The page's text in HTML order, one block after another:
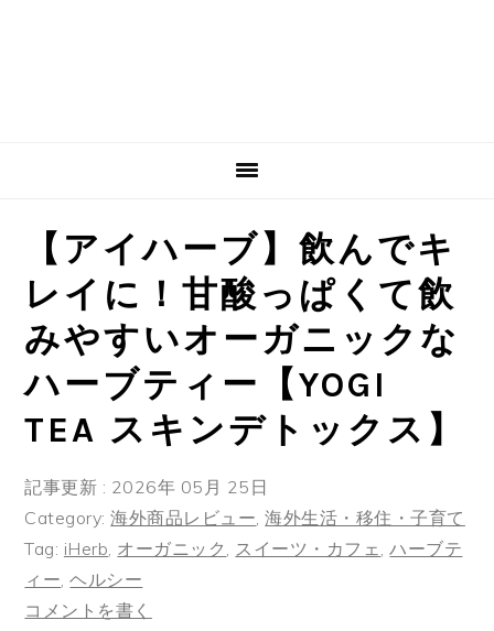
【アイハーブ】飲んでキ
レイに！甘酸っぱくて飲
みやすいオーガニックな
ハーブティー【YOGI
TEA スキンデトックス】
記事更新 : 2026年 05月 25日
Category:海外商品レビュー ,海外生活・移住・子育て
Tag: iHerb オーガニック スイーツ・カフェ ,ハーブテ
ィー ,ヘルシー
コメントを書く